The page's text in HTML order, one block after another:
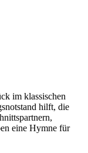
im klassischen
hilft, die
eine Hymne für